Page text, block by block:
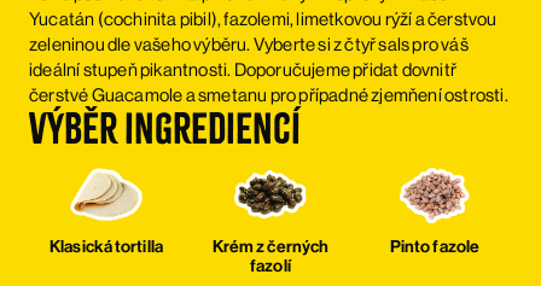
Yucatán (cochinita pibil), fazolemi, limetkovou rýží a čerstvou
zeleninou dle vašeho výběru. Vyberte si z čtyř sals pro váš
ideální stupeň pikantnosti. Doporučujeme přidat dovnitř
čerstvé Guacamole a smetanu pro případné zjemňení ostrosti.
Výběr ingrediencí
Klasická tortilla
Krém z černých
fazolí
Pinto fazole